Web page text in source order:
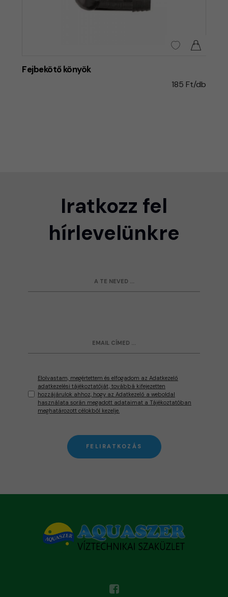
Fejbekötő könyök
185 Ft/db
Iratkozz fel
hírlevelünkre
Elolvastam, megértettem és elfogadom az Adatkezelő
adatkezelési tájékoztatóját, továbbá kifejezetten
hozzájárulok ahhoz, hogy az Adatkezelő a weboldal
használata során megadott adataimat a Tájékoztatóban
meghatározott célokból kezelje.
FELIRATKOZÁS